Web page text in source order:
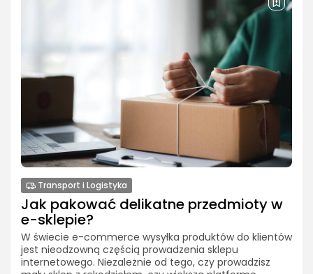
Transport i Logistyka
Jak pakować delikatne przedmioty w
e-sklepie?
W świecie e-commerce wysyłka produktów do klientów
jest nieodzowną częścią prowadzenia sklepu
internetowego. Niezależnie od tego, czy prowadzisz